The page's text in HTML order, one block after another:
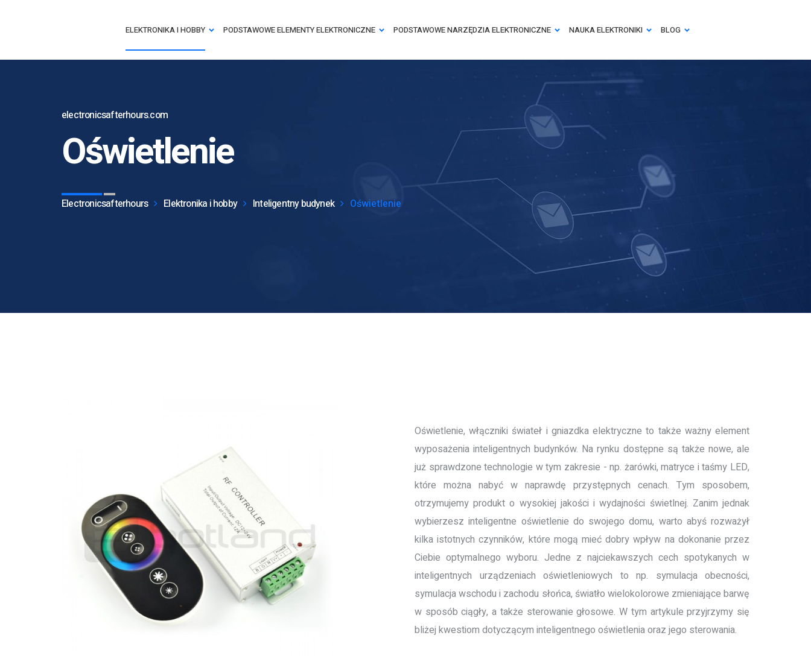
ELEKTRONIKA I HOBBY PODSTAWOWE ELEMENTY ELEKTRONICZNE PODSTAWOWE NARZĘDZIA ELEKTRONICZNE NAUKA ELEKTRONIKI BLOG
electronicsafterhours.com
Oświetlenie
Electronicsafterhours Elektronika i hobby Inteligentny budynek Oświetlenie
Oświetlenie, włączniki świateł i gniazdka elektryczne to także ważny element
wyposażenia inteligentnych budynków. Na rynku dostępne są także nowe, ale
już sprawdzone technologie w tym zakresie - np. żarówki, matryce i taśmy LED,
które można nabyć w naprawdę przystępnych cenach. Tym sposobem,
otrzymujemy produkt o wysokiej jakości i wydajności świetlnej. Zanim jednak
wybierzesz inteligentne oświetlenie do swojego domu, warto abyś rozważył
kilka istotnych czynników, które mogą mieć dobry wpływ na dokonanie przez
Ciebie optymalnego wyboru. Jedne z najciekawszych cech spotykanych w
inteligentnych urządzeniach oświetleniowych to np. symulacja obecności,
symulacja wschodu i zachodu słońca, światło wielokolorowe zmieniające barwę
w sposób ciągły, a także sterowanie głosowe. W tym artykule przyjrzymy się
bliżej kwestiom dotyczącym inteligentnego oświetlenia oraz jego sterowania.